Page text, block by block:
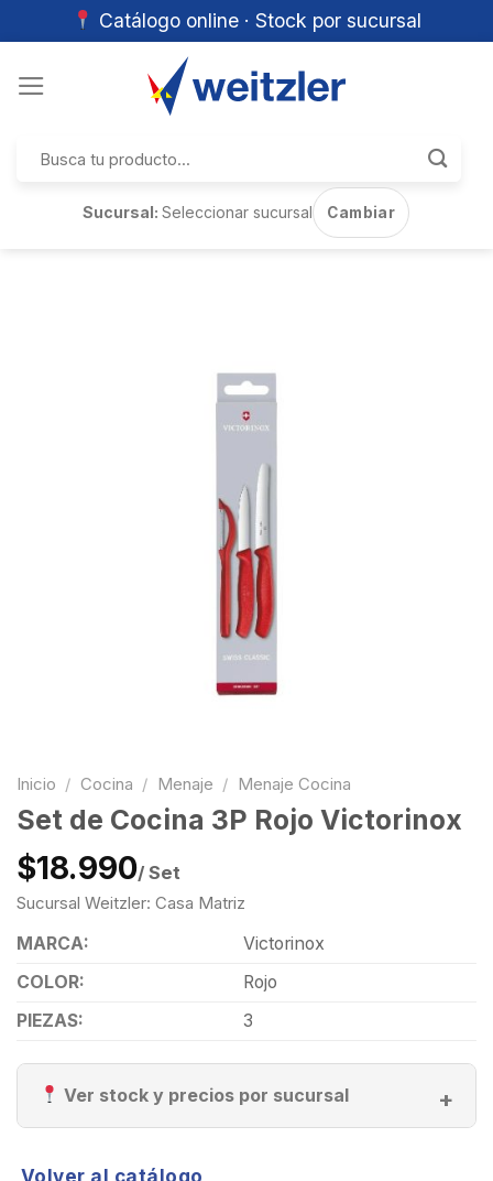
Catálogo online · Stock por sucursal
por:
Sucursal:Seleccionar sucursal Cambiar
Inicio / Cocina / Menaje / Menaje Cocina
Set de Cocina 3P Rojo Victorinox
$18.990/ Set
Sucursal Weitzler: Casa Matriz
MARCA:
Victorinox
COLOR:
Rojo
PIEZAS:
3
Ver stock y precios por sucursal
Volver al catálogo